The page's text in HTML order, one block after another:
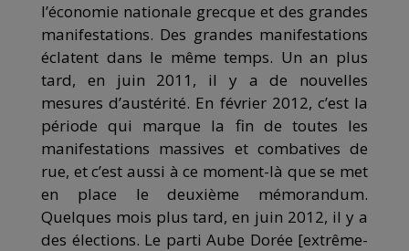
l’économie nationale grecque et des grandes
manifestations. Des grandes manifestations
éclatent dans le même temps. Un an plus
tard, en juin 2011, il y a de nouvelles
mesures d’austérité. En février 2012, c’est la
période qui marque la fin de toutes les
manifestations massives et combatives de
rue, et c’est aussi à ce moment-là que se met
en place le deuxième mémorandum.
Quelques mois plus tard, en juin 2012, il y a
des élections. Le parti Aube Dorée [extrême-